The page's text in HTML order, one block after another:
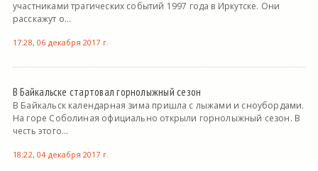
участниками трагических событий 1997 года в Иркутске. Они
расскажут о...
17:28, 06 декабря 2017 г.
В Байкальске стартовал горнолыжный сезон
В Байкальск календарная зима пришла с лыжами и сноубордами.
На горе Соболиная официально открыли горнолыжный сезон. В
честь этого...
18:22, 04 декабря 2017 г.